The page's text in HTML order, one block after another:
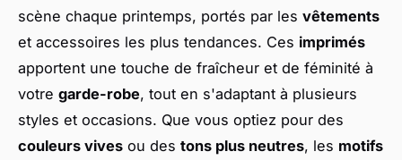
scène chaque printemps, portés par les vêtements
et accessoires les plus tendances. Ces imprimés
apportent une touche de fraîcheur et de féminité à
votre garde-robe, tout en s'adaptant à plusieurs
styles et occasions. Que vous optiez pour des
couleurs vives ou des tons plus neutres, les motifs